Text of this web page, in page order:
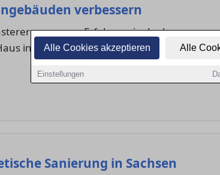
Alle Cookies akzeptieren Alle
Einstellungen
verbessern
Erfahre, wie du den
in Chemnitz senken und den Wert deiner
Sanierung in Sachsen